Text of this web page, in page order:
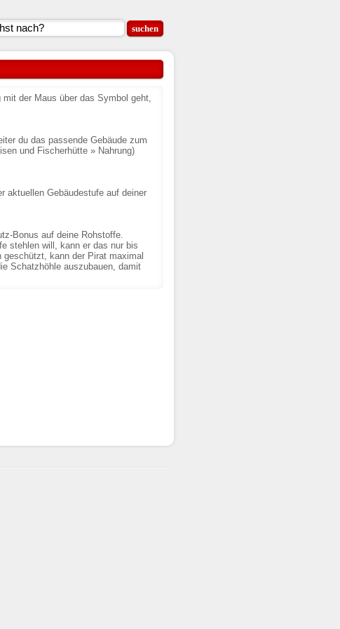
der Maus über das Symbol geht,
du das passende Gebäude zum
und Fischerhütte » Nahrung)
aktuellen Gebäudestufe auf deiner
Bonus auf deine Rohstoffe.
stehlen will, kann er das nur bis
kann der Pirat maximal
Schatzhöhle auszubauen, damit